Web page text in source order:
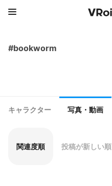
#bookworm
キャラクター 写真・動画
関連度順 投稿が新しい順